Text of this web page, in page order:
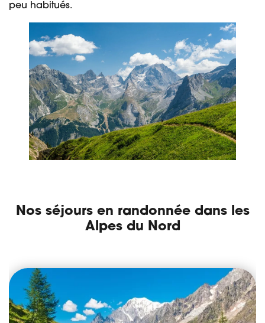
peu habitués.
Nos séjours en randonnée dans les
Alpes du Nord